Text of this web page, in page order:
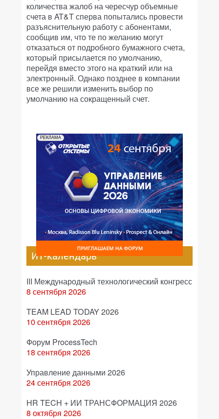
количества жалоб на чересчур объемные
счета в AT&T сперва попытались провести
разъяснительную работу с абонентами,
сообщив им, что те по желанию могут
отказаться от подробного бумажного счета,
который присылается по умолчанию,
перейдя вместо этого на краткий или на
электронный. Однако позднее в компании
все же решили изменить выбор по
умолчанию на сокращенный счет.
РЕКЛАМА
ИТ-календарь
III Международный технологический конгресс
8 сентября 2026
TEAM LEAD TODAY 2026
10 сентября 2026
Форум ProcessTech
18 сентября 2026
Управление данными 2026
24 сентября 2026
HR TECH + ИИ ТРАНСФОРМАЦИЯ 2026
8 октября 2026